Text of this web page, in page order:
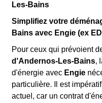
Les-Bains
Simplifiez votre
Bains avec Engie (ex
Pour ceux qui prévoient
d'Andernos-Les-Bains,
d'énergie avec Engie
particulière. Il est
actuel, car un contrat